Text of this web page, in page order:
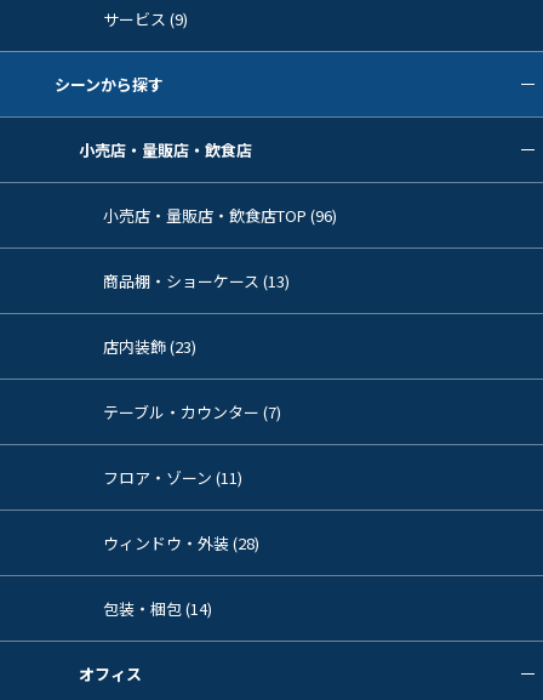
サービス (9)
シーンから探す
小売店・量販店・飲食店
小売店・量販店・飲食店TOP (96)
商品棚・ショーケース (13)
店内装飾 (23)
テーブル・カウンター (7)
フロア・ゾーン (11)
ウィンドウ・外装 (28)
包装・梱包 (14)
オフィス